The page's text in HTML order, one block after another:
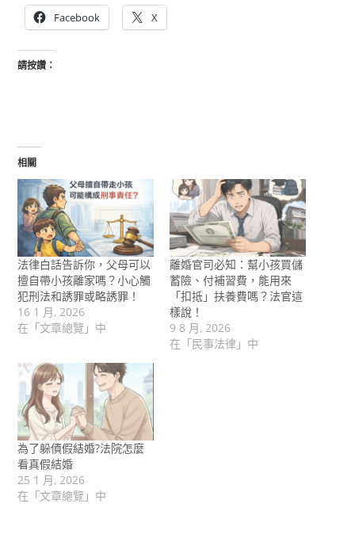
Facebook X
請按讚：
相關
法律白話告訴你，父母可以
擅自帶小孩離家嗎？小心觸
犯刑法和誘罪或略誘罪！
16 1 月, 2026
在「文章總覽」中
離婚官司必知：幫小孩買儲
蓄險、付補習費，能用來
「扣抵」扶養費嗎？法官這
樣說！
9 8 月, 2026
在「民事法律」中
為了躲債假結婚?法院怎麼
看真假結婚
25 1 月, 2026
在「文章總覽」中